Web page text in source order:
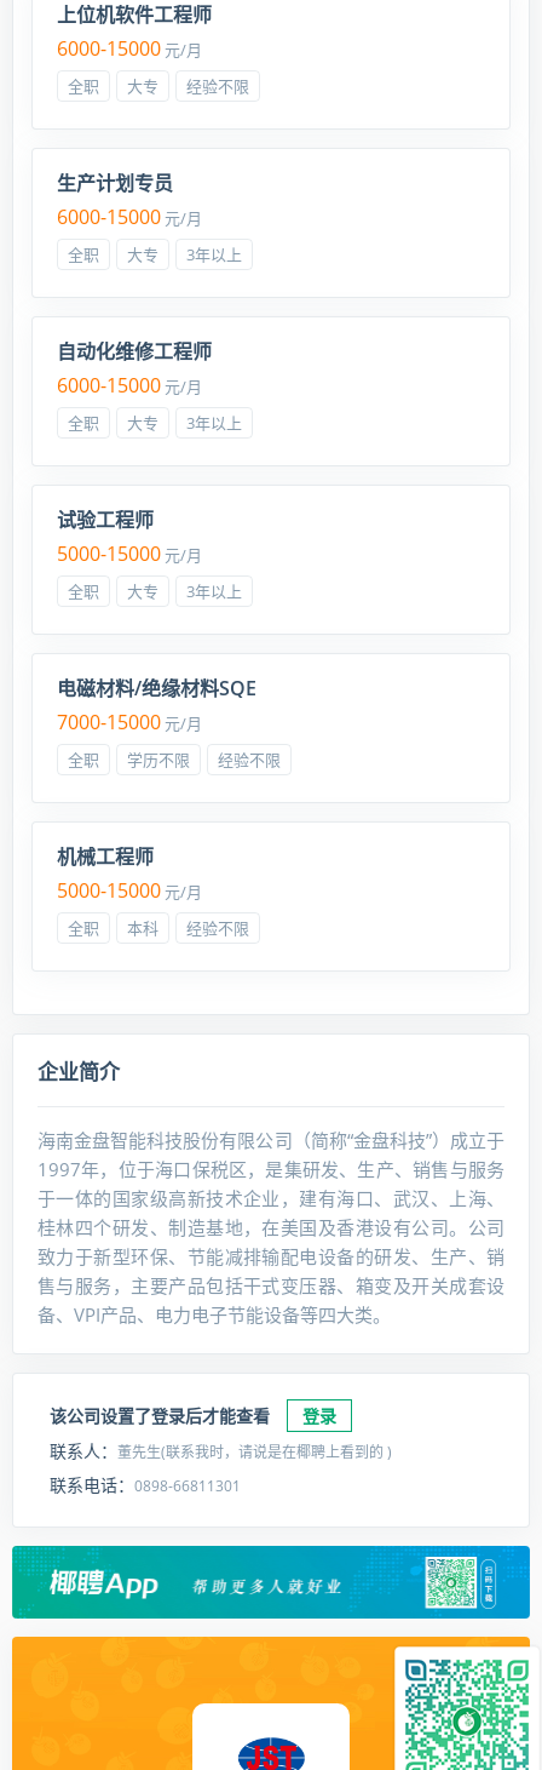
上位机软件工程师
6000-15000元/月
全职
大专 经验不限
生产计划专员
6000-15000元/月
全职
大专 3年以上
自动化维修工程师
6000-15000元/月
全职
大专 3年以上
试验工程师
5000-15000元/月
全职
大专 3年以上
电磁材料/绝缘材料SQE
7000-15000元/月
全职
学历不限 经验不限
机械工程师
5000-15000元/月
全职
本科 经验不限
企业简介
海南金盘智能科技股份有限公司（简称“金盘科技”）成立于
1997年，位于海口保税区，是集研发、生产、销售与服务
于一体的国家级高新技术企业，建有海口、武汉、上海、
桂林四个研发、制造基地，在美国及香港设有公司。公司
致力于新型环保、节能减排输配电设备的研发、生产、销
售与服务，主要产品包括干式变压器、箱变及开关成套设
备、VPI产品、电力电子节能设备等四大类。
该公司设置了登录后才能查看
登录
联系人： 董先生(联系我时，请说是在椰聘上看到的 )
联系电话： 0898-66811301